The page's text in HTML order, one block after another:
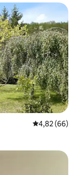
Gemiddelde
4,82 (66)